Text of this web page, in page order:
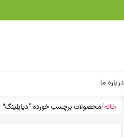
درباره ما
خانه محصولات برچسب خورده “دیایلینگ”